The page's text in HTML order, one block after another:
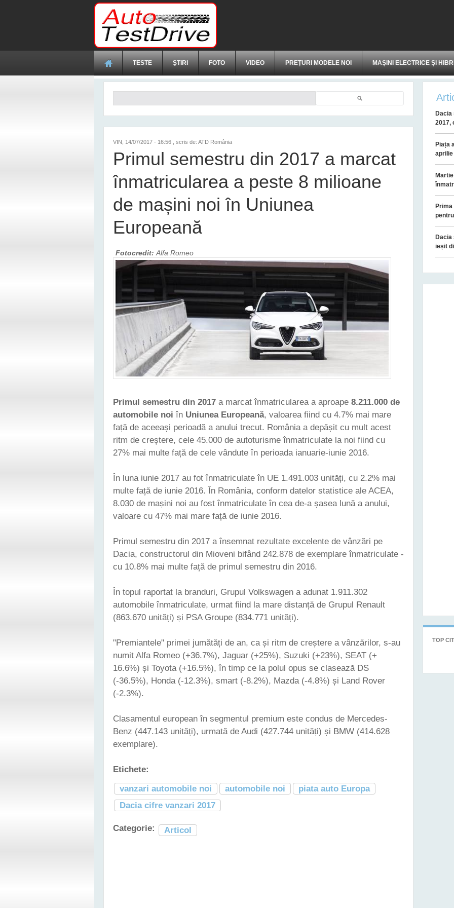
TESTE ŞTIRI FOTO VIDEO PREȚURI MODELE NOI MAȘINI ELECTRICE ȘI
VIN, 14/07/2017 - 16:56 , scris de: ATD România
Primul semestru din 2017 a marcat
înmatricularea a peste 8 milioane
de mașini noi în Uniunea
Europeană
Fotocredit: Alfa Romeo
Primul semestru din 2017 a marcat înmatricularea a aproape 8.211.000 de
automobile noi în Uniunea Europeană, valoarea fiind cu 4.7% mai mare
față de aceeași perioadă a anului trecut. România a depășit cu mult acest
ritm de creștere, cele 45.000 de autoturisme înmatriculate la noi fiind cu
27% mai multe față de cele vândute în perioada ianuarie-iunie 2016.
În luna iunie 2017 au fot înmatriculate în UE 1.491.003 unități, cu 2.2% mai
multe față de iunie 2016. În România, conform datelor statistice ale ACEA,
8.030 de mașini noi au fost înmatriculate în cea de-a șasea lună a anului,
valoare cu 47% mai mare față de iunie 2016.
Primul semestru din 2017 a însemnat rezultate excelente de vânzări pe
Dacia, constructorul din Mioveni bifând 242.878 de exemplare înmatriculate -
cu 10.8% mai multe față de primul semestru din 2016.
În topul raportat la branduri, Grupul Volkswagen a adunat 1.911.302
automobile înmatriculate, urmat fiind la mare distanță de Grupul Renault
(863.670 unități) și PSA Groupe (834.771 unități).
"Premiantele" primei jumătăți de an, ca și ritm de creștere a vânzărilor, s-au
numit Alfa Romeo (+36.7%), Jaguar (+25%), Suzuki (+23%), SEAT (+
16.6%) și Toyota (+16.5%), în timp ce la polul opus se clasează DS
(-36.5%), Honda (-12.3%), smart (-8.2%), Mazda (-4.8%) și Land Rover
(-2.3%).
Clasamentul european în segmentul premium este condus de Mercedes-
Benz (447.143 unități), urmată de Audi (427.744 unități) și BMW (414.628
exemplare).
Etichete:
vanzari automobile noi
automobile noi
piata auto Europa
Dacia cifre vanzari 2017
Categorie: Articol
2017,
Piața
aprilie
Prima
Dacia
ieșit
TOP